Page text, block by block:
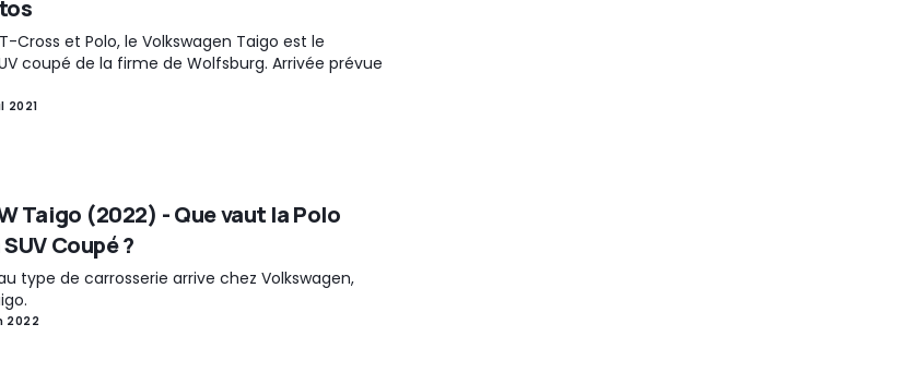
Cross et Polo, le Volkswagen Taigo est le
coupé de la firme de Wolfsburg. Arrivée prévue
2021
Taigo (2022) - Que vaut la Polo
Coupé ?
type de carrosserie arrive chez Volkswagen,
2022